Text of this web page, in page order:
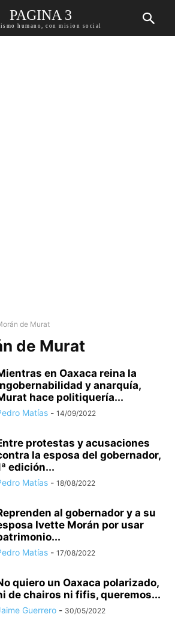
PAGINA 3
humano, con mision social
de Murat
de Murat
en Oaxaca reina la
y anarquía,
hace politiquería...
Matías - 14/09/2022
protestas y acusaciones
la esposa del gobernador,
edición...
Matías - 18/08/2022
al gobernador y a su
Ivette Morán por usar
Matías - 17/08/2022
quiero un Oaxaca polarizado,
de chairos ni fifis, queremos...
Guerrero - 30/05/2022